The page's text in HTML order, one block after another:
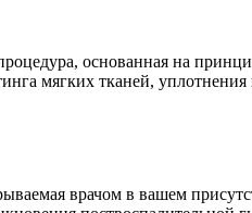
основанная на
мягких тканей,
врачом в вашем